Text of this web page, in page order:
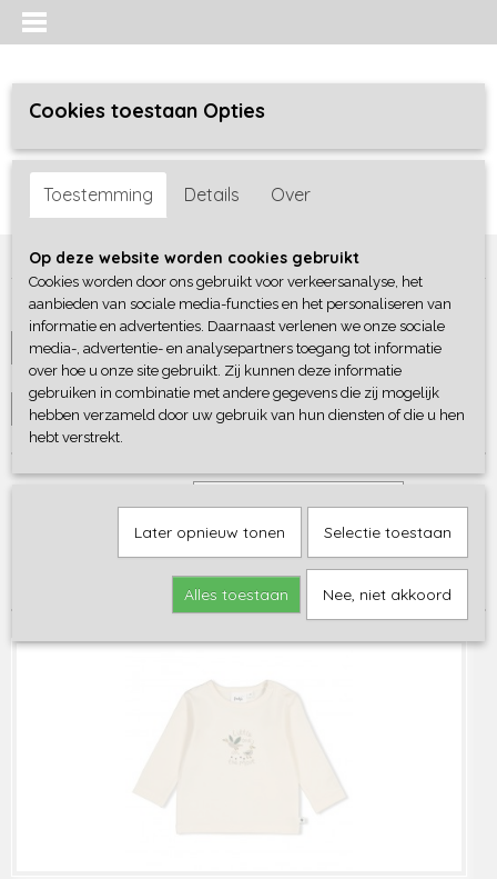
Inloggen Registreren
Home >Jongens baby>shirts / polo's
Maat
Selecteer 1 of meerdere
opties
Merken
Selecteer 1 of meerdere
opties
Cookies toestaan Opties
Toestemming Details Over
Op deze website worden cookies gebruikt
Cookies worden door ons gebruikt voor verkeersanalyse, het
aanbieden van sociale media-functies en het personaliseren van
informatie en advertenties. Daarnaast verlenen we onze sociale
media-, advertentie- en analysepartners toegang tot informatie
over hoe u onze site gebruikt. Zij kunnen deze informatie
gebruiken in combinatie met andere gegevens die zij mogelijk
hebben verzameld door uw gebruik van hun diensten of die u hen
hebt verstrekt.
Later opnieuw tonen Selectie toestaan
Alles toestaan Nee, niet akkoord